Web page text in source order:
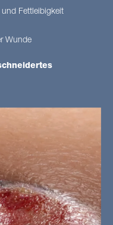
und Fettleibigkeit
Wunde